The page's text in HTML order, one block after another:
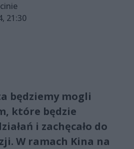
21:30
będziemy mogli
które będzie
i zachęcało do
W ramach Kina na